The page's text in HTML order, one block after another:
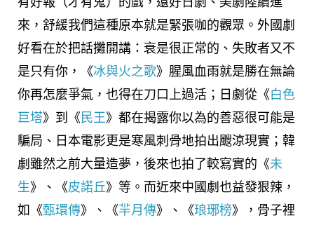
來，舒緩我們這種原本就是緊張咖的觀眾。外國劇
好看在於把話攤開講：衰是很正常的、失敗者又不
是只有你，《冰與火之歌》腥風血雨就是勝在無論
你再怎麼爭氣，也得在刀口上過活；日劇從《白色
巨塔》到《 民王》都在揭露你以為的善惡很可能是
騙局、日本電影更是寒風刺骨地拍出颼涼現實；韓
劇雖然之前大量造夢，後來也拍了較寫實的《未
生》、《皮諾丘》等。而近來中國劇也益發狠辣，
如《甄環傳》、《羋月傳》、《琅琊榜》，骨子裡